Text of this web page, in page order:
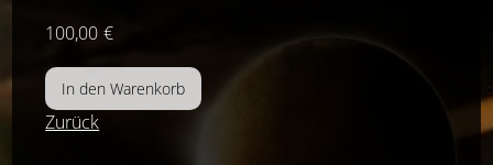
100,00 €
Zurück